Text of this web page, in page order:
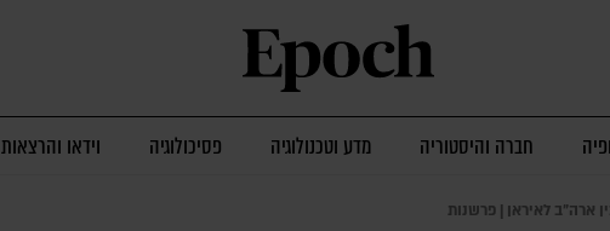
חברה והיסטוריה מדע וטכנולוגיה פסיכולוגיה וידאו והרצאות
ארה"ב לאיראן | פרשנות